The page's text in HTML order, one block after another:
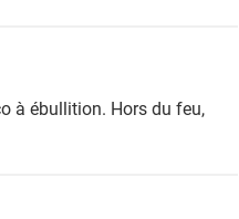
à ébullition. Hors du feu,